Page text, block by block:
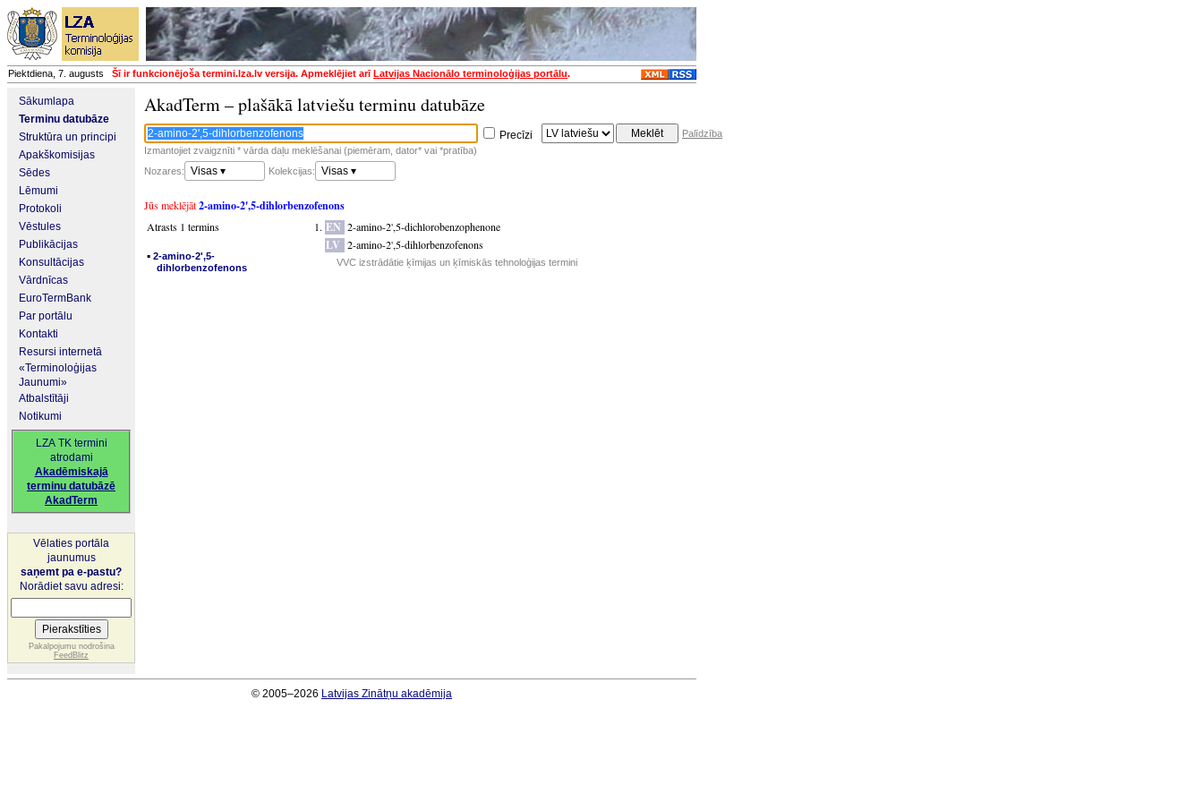
Piektdiena, 7. augusts Šī ir funkcionējoša termini.lza.lv versija. Apmeklējiet arīLatvijas Nacionālo terminoloģijas portālu.
Sākumlapa
Terminu datubāze
Struktūra un principi
Apakškomisijas
Sēdes
Lēmumi
Protokoli
Vēstules
Publikācijas
Konsultācijas
Vārdnīcas
EuroTermBank
Par portālu
Kontakti
Resursi internetā
«Terminoloģijas
Jaunumi»
Atbalstītāji
Notikumi
LZA TK termini
atrodami
Akadēmiskajā
terminu datubāzē
AkadTerm
Vēlaties portāla
jaunumus
saņemt pa e-pastu?
Norādiet savu adresi:
Pakalpojumu nodrošina
FeedBlitz
AkadTerm – plašākā latviešu terminu datubāze
Precīzi
Palīdzība
Izmantojiet zvaigznīti * vārda daļu meklēšanai (piemēram, dator* vai *pratība)
Nozares:
Visas ▾ Kolekcijas: Visas ▾
Jūs meklējāt2-amino-2',5-dihlorbenzofenons
Atrasts 1 termins
▪ 2-amino-2',5-
dihlorbenzofenons
EN 2-amino-2',5-dichlorobenzophenone
LV 2-amino-2',5-dihlorbenzofenons
VVC izstrādātie ķīmijas un ķīmiskās tehnoloģijas termini
© 2005–2026 Latvijas Zinātņu akadēmija